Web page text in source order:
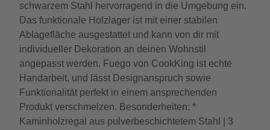
schwarzem Stahl hervorragend in die Umgebung ein.
Das funktionale Holzlager ist mit einer stabilen
Ablagefläche ausgestattet und kann von dir mit
individueller Dekoration an deinen Wohnstil
angepasst werden. Fuego von CookKing ist echte
Handarbeit, und lässt Designanspruch sowie
Funktionalität perfekt in einem ansprechenden
Produkt verschmelzen. Besonderheiten: *
Kaminholzregal aus pulverbeschichtetem Stahl | 3